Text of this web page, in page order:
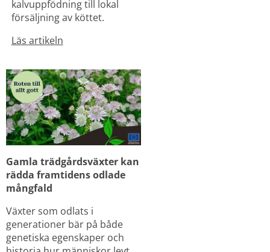
kalvuppfödning till lokal
försäljning av köttet.
Läs artikeln
Gamla trädgårdsväxter kan
rädda framtidens odlade
mångfald
Växter som odlats i
generationer bär på både
genetiska egenskaper och